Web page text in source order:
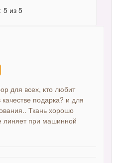
5 из 5
для всех, кто любит
подарка? и для
Ткань хорошо
линяет при машинной